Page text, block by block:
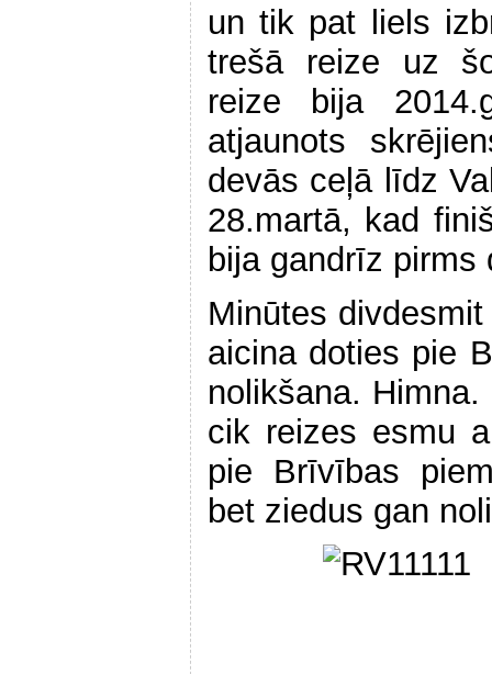
un tik pat liels
trešā reize uz
reize bija
atjaunots
devās ceļā līdz
28.martā, kad
bija gandrīz pirms
Minūtes
aicina doties pie
nolikšana.
cik reizes esmu
pie Brīvības
bet ziedus gan